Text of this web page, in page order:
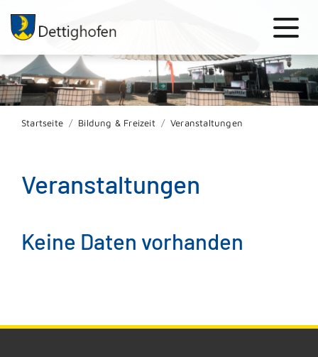
Startseite Bildung & Freizeit Veranstaltungen
Veranstaltungen
Keine Daten vorhanden